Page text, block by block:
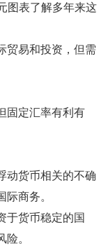
图表了解多年来这
贸易和投资，但需
固定汇率有利有
动货币相关的不确
商务。
于货币稳定的国
。